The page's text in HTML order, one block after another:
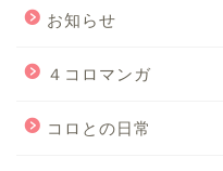
お知らせ
４コロマンガ
コロとの日常